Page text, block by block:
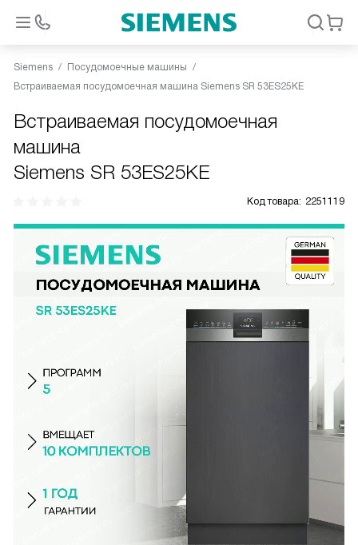
Siemens
Посудомоечные машины
Встраиваемая посудомоечная машина Siemens SR 53ES25KE
Встраиваемая посудомоечная
машина
Siemens SR 53ES25KE
Код товара: 2251119